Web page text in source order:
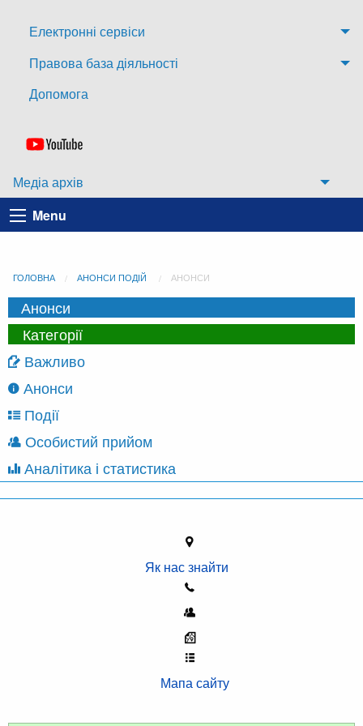
Електронні сервіси
Правова база діяльності
Допомога
Медіа архів
Menu
ГОЛОВНА АНОНСИ ПОДІЙ АНОНСИ
Анонси
Категорії
Важливо
Анонси
Події
Особистий прийом
Аналітика і статистика
Як нас знайти
Мапа сайту